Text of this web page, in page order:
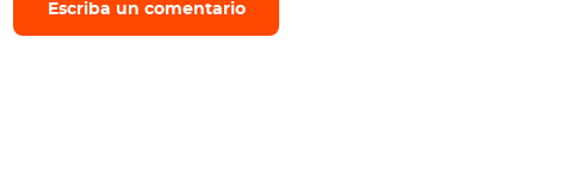
Escriba un comentario